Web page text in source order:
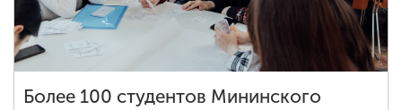
Более 100 студентов Мининского